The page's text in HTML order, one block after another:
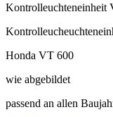
Kontrolleuchteneinheit
Honda VT 600
wie abgebildet
passend an allen